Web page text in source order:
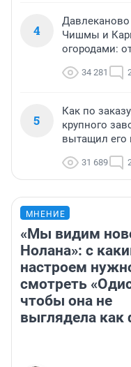
4
Чишмы и
огородами:
34 281
5
Как по
крупного
вытащил его
31 689
МНЕНИЕ
«Мы видим
Нолана»: с
настроем
смотреть
чтобы она не
выглядела как